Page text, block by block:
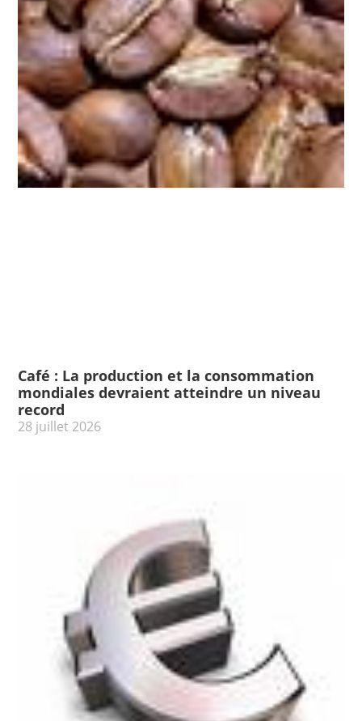
Café : La production et la consommation
mondiales devraient atteindre un niveau
record
28 juillet 2026